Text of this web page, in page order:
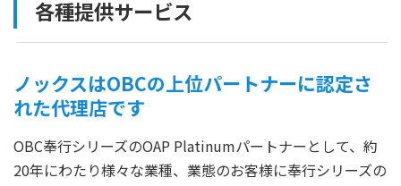
各種提供サービス
ノックスはOBCの上位パートナーに認定さ
れた代理店です
OBC奉行シリーズのOAP Platinumパートナーとして、約
20年にわたり様々な業種、業態のお客様に奉行シリーズの